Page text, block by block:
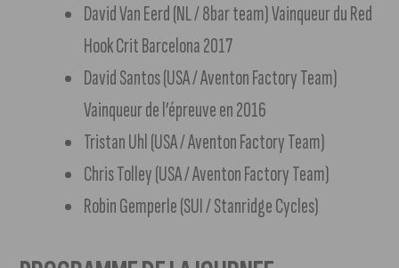
David Van Eerd (NL / 8bar team) Vainqueur du Red
Hook Crit Barcelona 2017
David Santos (USA / Aventon Factory Team)
Vainqueur de l’épreuve en 2016
Tristan Uhl (USA / Aventon Factory Team)
Chris Tolley (USA / Aventon Factory Team)
Robin Gemperle (SUI / Stanridge Cycles)